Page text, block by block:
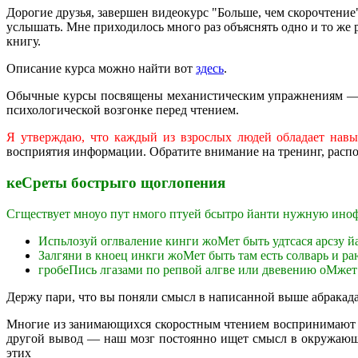
Дорогие друзья, завершен видеокурс "Больше, чем
услышать. Мне приходилось много раз объяснять одно и то
книгу.
Описание курса можно найти вот здесь.
Обычные курсы посвящены механистическим упражнениям —
психологической возгонке перед чтением.
Я утверждаю, что каждый из взрослых людей обладает
восприятия информации. Обратите внимание на тренинг,
кеСреты бострыго щоглопения
Сгществует мноуо пут нмого птуей бсытро йанти нужную
Испьлозуй оглваление кинги жоМет быть удтсася арсзу
Залгяни в кноец инкги жоМет быть там есть солварь и
гробеПись лгазами по репвой алгве или двевению
Держу пари, что вы поняли смысл в написанной выше
Многие из занимающихся скоростным чтением
другой вывод — наш мозг постоянно ищет смысл в
этих